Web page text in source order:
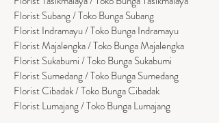
Florist Subang / Toko Bunga Subang
Florist Indramayu / Toko Bunga Indramayu
Florist Majalengka / Toko Bunga Majalengka
Florist Sukabumi / Toko Bunga Sukabumi
Florist Sumedang / Toko Bunga Sumedang
Florist Cibadak / Toko Bunga Cibadak
Florist Lumajang / Toko Bunga Lumajang